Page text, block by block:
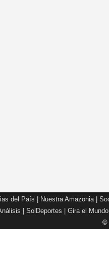
del País Nuestra Amazonia|
SolDeportes Gira el Mundo
©